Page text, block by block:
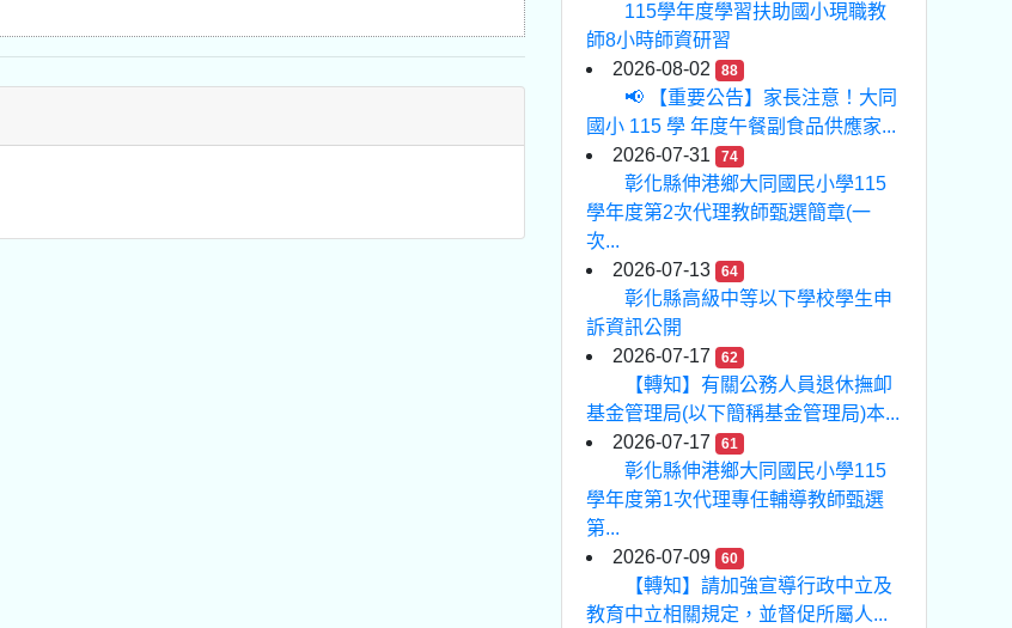
115學年度學習扶助國小現職教
師8小時師資研習
2026-08-02
88
📢 【重要公告】家長注意！大同
國小 115 學 年度午餐副食品供應家...
2026-07-31
74
彰化縣伸港鄉大同國民小學115
學年度第2次代理教師甄選簡章(一
次...
2026-07-13
64
彰化縣高級中等以下學校學生申
訴資訊公開
2026-07-17
62
【轉知】有關公務人員退休撫卹
基金管理局(以下簡稱基金管理局)本...
2026-07-17
61
彰化縣伸港鄉大同國民小學115
學年度第1次代理專任輔導教師甄選
第...
2026-07-09
60
【轉知】請加強宣導行政中立及
教育中立相關規定，並督促所屬人...